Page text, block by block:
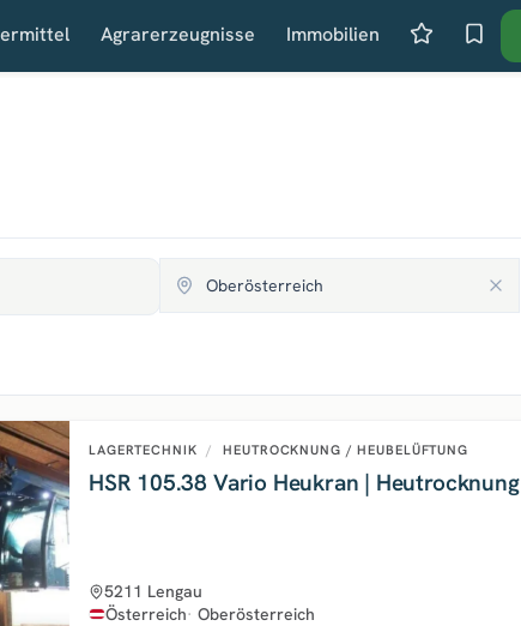
Agrarerzeugnisse Immobilien
LAGERTECHNIK / HEUTROCKNUNG / HEUBELÜFTUNG
HSR 105.38 Vario Heukran | Heutrocknung
5211 Lengau
Österreich Oberösterreich